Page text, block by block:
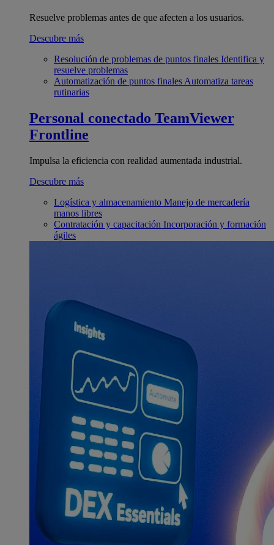
Resuelve problemas antes de que afecten a los usuarios.
Descubre más
Resolución de problemas de puntos finales Identifica y
resuelve problemas
Automatización de puntos finales Automatiza tareas
rutinarias
Personal conectado TeamViewer
Frontline
Impulsa la eficiencia con realidad aumentada industrial.
Descubre más
Logística y almacenamiento Manejo de mercadería
manos libres
Contratación y capacitación Incorporación y formación
ágiles